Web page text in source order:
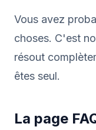
Vous avez
choses. C'est
résout
êtes seul.
La page